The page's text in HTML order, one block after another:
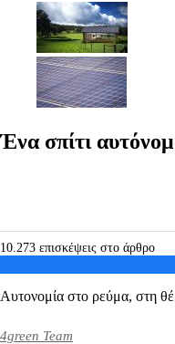
Ένα σπίτι
10.273 επισκέψεις στο άρθρο
Αυτονομία στο ρεύμα, στη
4green Team